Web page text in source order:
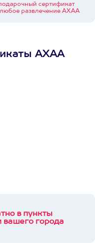
сертификат
развлечение АХАА
АХАА
в пункты
вашего города